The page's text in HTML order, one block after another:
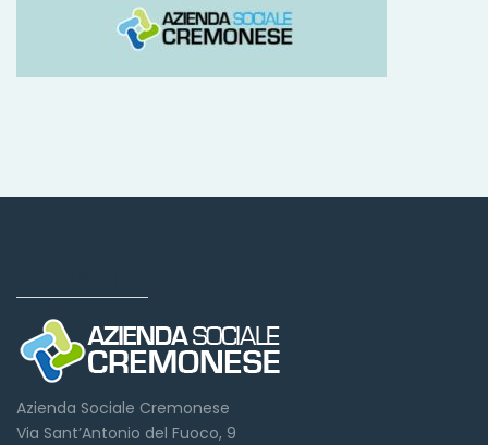
Azienda Sociale Cremonese
Via Sant’Antonio del Fuoco, 9